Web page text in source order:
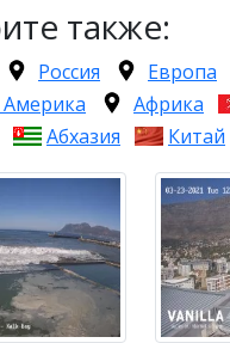
также:
Россия Европа
Африка
Абхазия Китай